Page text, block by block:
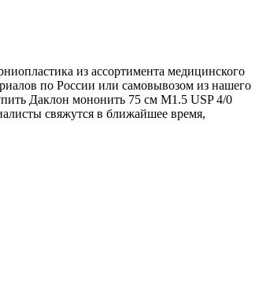
из ассортимента медицинского
по России или самовывозом из нашего
Даклон мононить 75 см М1.5 USP 4/0
свяжутся в ближайшее время,